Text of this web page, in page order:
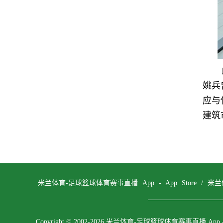
姚兵
应与
建筑
米兰体育-足球篮球体育赛事直播 App - App Store / 米